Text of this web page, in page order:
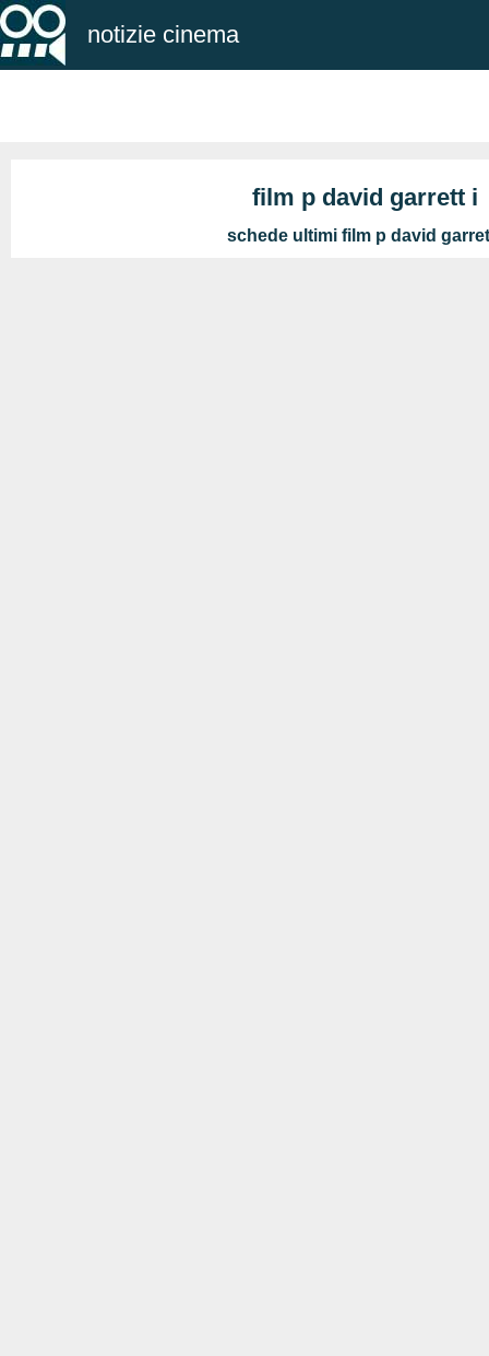
notizie cinema
film p david garrett i
schede ultimi film p david